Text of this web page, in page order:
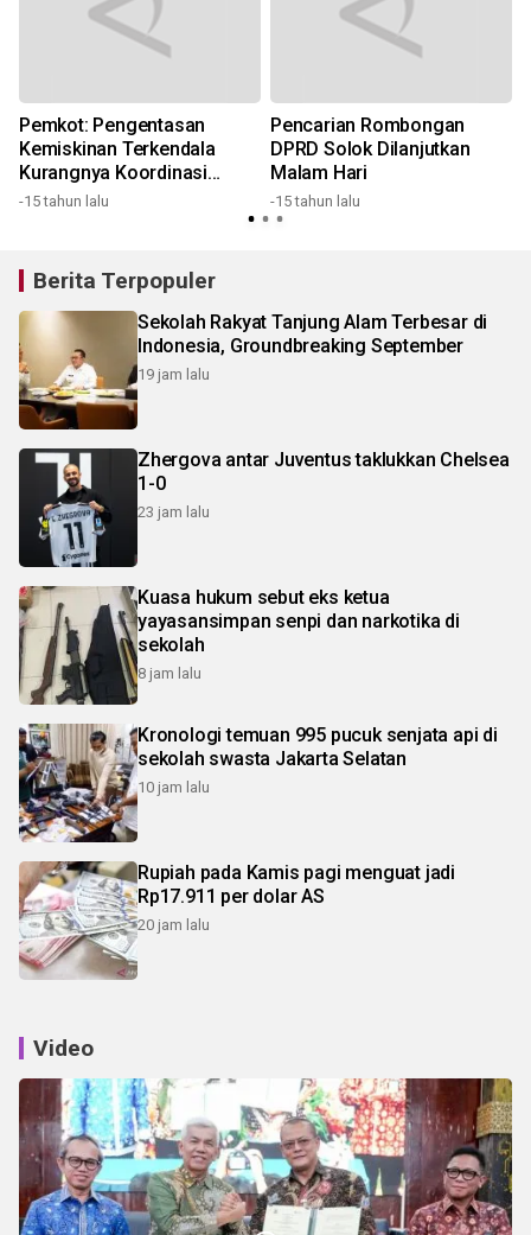
Pemkot: Pengentasan
Kemiskinan Terkendala
Kurangnya Koordinasi
Antar-Instansi
-15 tahun lalu
Pencarian Rombongan
DPRD Solok Dilanjutkan
Malam Hari
-15 tahun lalu
Berita Terpopuler
Sekolah Rakyat Tanjung Alam Terbesar di
Indonesia, Groundbreaking September
19 jam lalu
Zhergova antar Juventus taklukkan Chelsea
1-0
23 jam lalu
Kuasa hukum sebut eks ketua
yayasansimpan senpi dan narkotika di
sekolah
8 jam lalu
Kronologi temuan 995 pucuk senjata api di
sekolah swasta Jakarta Selatan
10 jam lalu
Rupiah pada Kamis pagi menguat jadi
Rp17.911 per dolar AS
20 jam lalu
Video